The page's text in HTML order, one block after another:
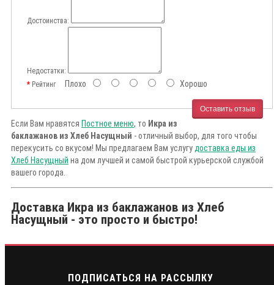
Достоинства:
Недостатки:
РейтингПлохо Хорошо
Оставить отзыв
Если Вам нравятся Постное меню, то Икра из
баклажанов из Хлеб Насущный - отличный выбор, для того чтобы
перекусить со вкусом! Мы предлагаем Вам услугу доставка еды из
Хлеб Насущный на дом лучшей и самой быстрой курьерской службой
вашего города.
Доставка Икра из баклажанов из Хлеб
Насущный - это просто и быстро!
ПОДПИСАТЬСЯ НА РАССЫЛКУ